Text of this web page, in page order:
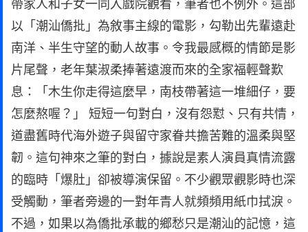
帶家人和子女一同入戲院觀看，筆者也不例外。這部
以「潮汕僑批」為敘事主線的電影，勾勒出先輩遠赴
南洋、半生守望的動人故事。令我最感概的情節是影
片尾聲，老年葉淑柔捧著遠渡而來的全家福輕聲歎
息：「木生你走得這麼早，南枝帶著這一堆細仔，要
怎麼熬喔？」 短短一句對白，沒有怨懟、只有共情，
道盡舊時代海外遊子與留守家眷共擔苦難的溫柔與堅
韌。這句神來之筆的對白，據說是素人演員真情流露
的臨時「爆肚」卻被導演保留。不少觀眾觀影時也深
受觸動，筆者旁邊的一對年青人就頻頻用紙巾拭淚。
不過，如果以為僑批承載的鄉愁只是潮汕的記憶，這